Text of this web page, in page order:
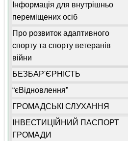
Інформація для внутрішньо
переміщених осіб
Про розвиток адаптивного
спорту та спорту ветеранів
війни
БЕЗБАР'ЄРНІСТЬ
“єВідновлення”
ГРОМАДСЬКІ СЛУХАННЯ
ІНВЕСТИЦІЙНИЙ ПАСПОРТ
ГРОМАДИ